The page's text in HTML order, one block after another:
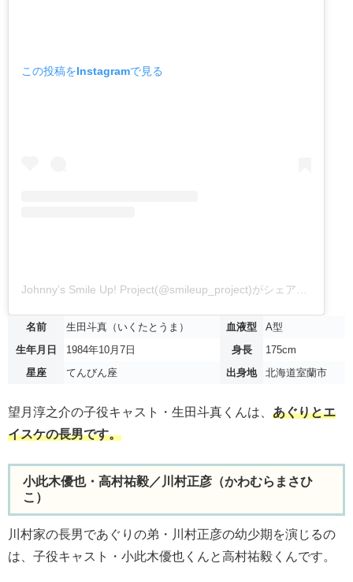
この投稿をInstagramで見る
名前 生田斗真（いくたとうま） 血液型
A型
生年月日
1984年10月7日 身長
175cm
星座
てんびん座 出身地 北海道室蘭市
望月淳之介の子役キャスト・生田斗真くんは、 あぐりとエ
イスケの長男です。
小此木優也・高村祐毅／川村正彦（かわむらまさひ
こ）
川村家の長男であぐりの弟・川村正彦の幼少期を演じるの
は、子役キャスト・小此木優也くんと高村祐毅くんです。